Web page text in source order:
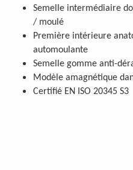
Semelle intermédiaire
/ moulé
Première intérieure
automoulante
Semelle gomme anti-
Modèle amagnétique
Certifié EN ISO 20345 S3